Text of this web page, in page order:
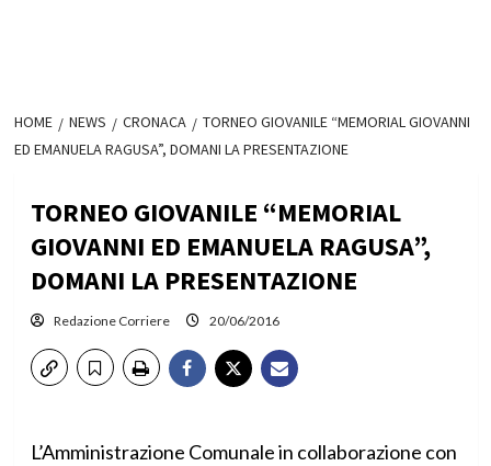
HOME NEWS CRONACA
TORNEO GIOVANILE “MEMORIAL GIOVANNI
ED EMANUELA RAGUSA”, DOMANI LA PRESENTAZIONE
TORNEO GIOVANILE “MEMORIAL
GIOVANNI ED EMANUELA RAGUSA”,
DOMANI LA PRESENTAZIONE
Redazione Corriere 20/06/2016
L’Amministrazione Comunale in collaborazione con